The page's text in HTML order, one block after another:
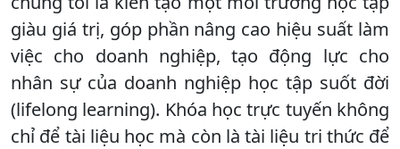
giàu giá trị, góp phần nâng cao hiệu suất làm
việc cho doanh nghiệp, tạo động lực cho
nhân sự của doanh nghiệp học tập suốt đời
(lifelong learning). Khóa học trực tuyến không
chỉ để tài liệu học mà còn là tài liệu tri thức để